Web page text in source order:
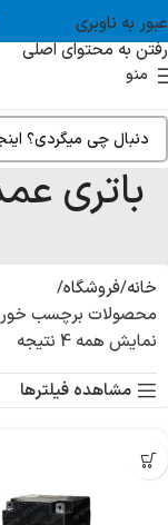
عبور به ناوبری
رفتن به محتوای اصلی
منو
باتری
خانه فروشگاه
محصولات برچسب
نمایش همه 4 نتیجه
مشاهده فیلترها